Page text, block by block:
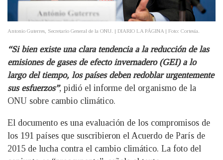
Antonio Guterres, Secretario General de la ONU. | DIARIO LA PÁGINA | Foto: Cortesía.
“Si bien existe una clara tendencia a la reducción de las
emisiones de gases de efecto invernadero (GEI) a lo
largo del tiempo, los países deben redoblar urgentemente
sus esfuerzos”, pidió el informe del organismo de la
ONU sobre cambio climático.
El documento es una evaluación de los compromisos de
los 191 países que suscribieron el Acuerdo de París de
2015 de lucha contra el cambio climático. La foto del